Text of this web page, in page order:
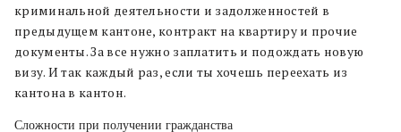
криминальной деятельности и задолженностей в
предыдущем кантоне, контракт на квартиру и прочие
документы. За все нужно заплатить и подождать новую
визу. И так каждый раз, если ты хочешь переехать из
кантона в кантон.
Сложности при получении гражданства